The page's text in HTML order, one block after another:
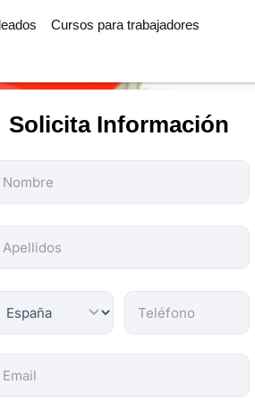
Cursos para trabajadores
Solicita Información